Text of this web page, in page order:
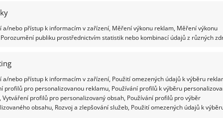
a/nebo přístup k informacím v zařízení, Měření výkonu reklam, Měření výkonu
publiku prostřednictvím statistik nebo kombinací údajů z různých
a/nebo přístup k informacím v zařízení, Použití omezených údajů k výběru
profilů pro personalizovanou reklamu, Používání profilů k výběru
Vytváření profilů pro personalizovaný obsah, Používání profilů pro výběr
obsahu, Rozvoj a zlepšování služeb, Použití omezených údajů k
i boty, přičemž správná péče o boty je jedním ze
jak by toto množství mohlo být sníženo. Proč neprat
pračce? Není to nelegální, naopak je to velice
základní pravidla. Pokud se budete řídit
radami, můžete se ze svých oblíbených bot těšit